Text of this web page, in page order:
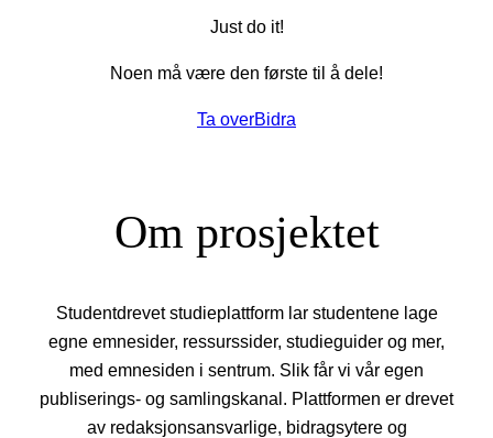
Just do it!
Noen må være den første til å dele!
Ta overBidra
Om prosjektet
Studentdrevet studieplattform lar studentene lage
egne emnesider, ressurssider, studieguider og mer,
med emnesiden i sentrum. Slik får vi vår egen
publiserings- og samlingskanal. Plattformen er drevet
av redaksjonsansvarlige, bidragsytere og